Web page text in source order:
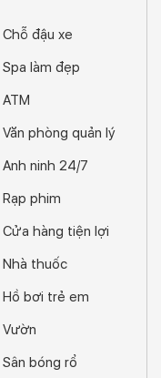
Chỗ đậu xe
Spa làm đẹp
ATM
Văn phòng quản lý
Anh ninh 24/7
Rạp phim
Cửa hàng tiện lợi
Nhà thuốc
Hồ bơi trẻ em
Vườn
Sân bóng rổ